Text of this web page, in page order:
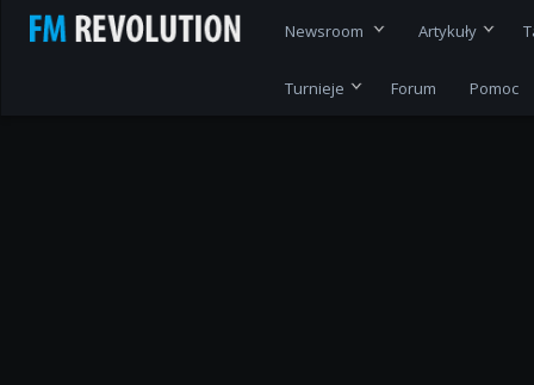
Newsroom Artykuły
Turnieje Forum Pomoc